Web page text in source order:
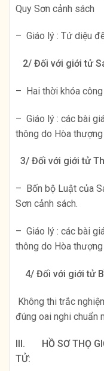
Quy Sơn cảnh sách
– Giáo lý : Tứ diệu
2/ Đối với giới tử
– Hai thời khóa công
– Giáo lý : các bài
thông do Hòa
3/ Đối với giới tử
– Bốn bộ Luật của
Sơn cảnh sách.
– Giáo lý : các bài
thông do Hòa
4/ Đối với giới tử
Không thi trắc
đúng oai nghi chuẩn
III.
HỒ SƠ THỌ
TỬ: